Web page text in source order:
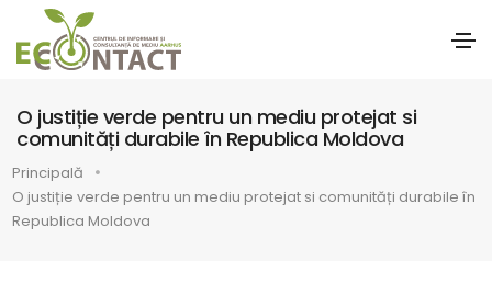
O justiție verde pentru un mediu protejat si
comunități durabile în Republica Moldova
Principală
O justiție verde pentru un mediu protejat si comunități durabile în
Republica Moldova